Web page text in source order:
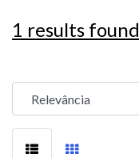
1 results found